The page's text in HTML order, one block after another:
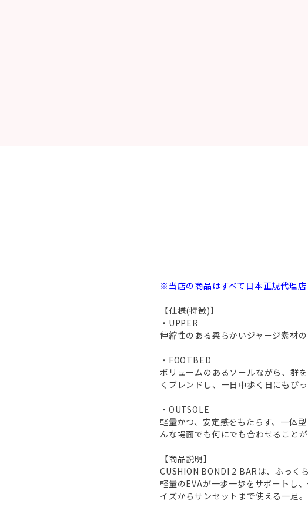
※当店の商品はすべて日本正規代理店
【仕様(特徴)】
・UPPER
伸縮性のある柔らかいジャージ素材
・FOOTBED
ボリュームのあるソールながら、群
くブレンドし、一日中歩く日にもぴ
・OUTSOLE
軽量かつ、安定感をもたらす、一体
んな場面でも何にでも合わせることが
【商品説明】
CUSHION BONDI 2 BARは、ふっく
軽量のEVAが一歩一歩をサポートし
イズからサンセットまで使える一足。